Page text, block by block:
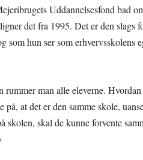
Uddannelsesfond bad
det fra 1995. Det er den slags
hun ser som erhvervsskolens
man alle eleverne.
at det er den samme skole,
skal de kunne forvente